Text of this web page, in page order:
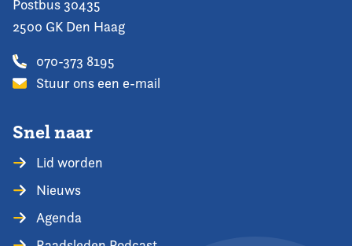
Postbus 30435
2500 GK Den Haag
070-373 8195
Stuur ons een e-mail
Snel naar
Lid worden
Nieuws
Agenda